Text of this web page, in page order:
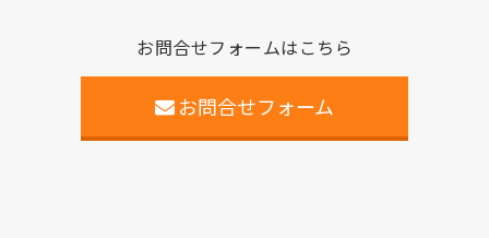
お問合せフォームはこちら
お問合せフォーム